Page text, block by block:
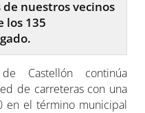
nuestros vecinos
los 135
Castellón continúa
de carreteras con una
en el término municipal